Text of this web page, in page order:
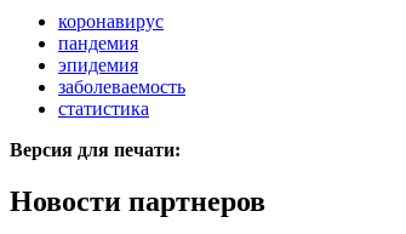
коронавирус
пандемия
эпидемия
заболеваемость
статистика
Версия для печати:
Новости партнеров